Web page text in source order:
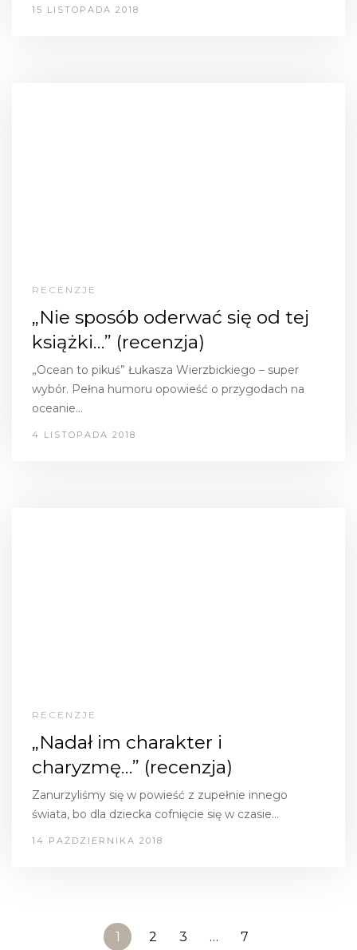
15 LISTOPADA 2018
RECENZJE
„Nie sposób oderwać się od tej
książki…” (recenzja)
„Ocean to pikuś” Łukasza Wierzbickiego – super
wybór. Pełna humoru opowieść o przygodach na
oceanie…
4 LISTOPADA 2018
RECENZJE
„Nadał im charakter i
charyzmę…” (recenzja)
Zanurzyliśmy się w powieść z zupełnie innego
świata, bo dla dziecka cofnięcie się w czasie…
14 PAŹDZIERNIKA 2018
1 2 3 … 7